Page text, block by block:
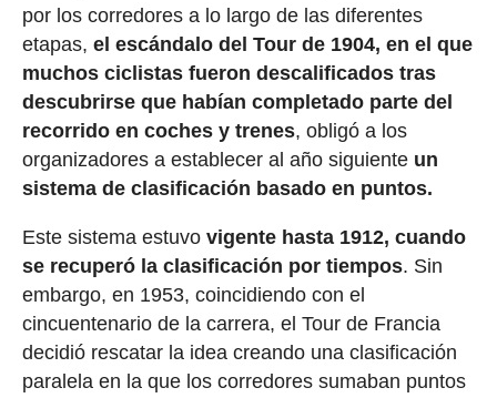
por los corredores a lo largo de las diferentes
etapas, el escándalo del Tour de 1904, en el que
muchos ciclistas fueron descalificados tras
descubrirse que habían completado parte del
recorrido en coches y trenes, obligó a los
organizadores a establecer al año siguiente un
sistema de clasificación basado en puntos.
Este sistema estuvo vigente hasta 1912, cuando
se recuperó la clasificación por tiempos. Sin
embargo, en 1953, coincidiendo con el
cincuentenario de la carrera, el Tour de Francia
decidió rescatar la idea creando una clasificación
paralela en la que los corredores sumaban puntos